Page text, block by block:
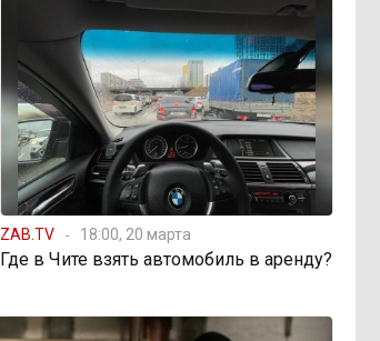
ZAB.TV 18:00, 20 марта
Где в Чите взять автомобиль в аренду?